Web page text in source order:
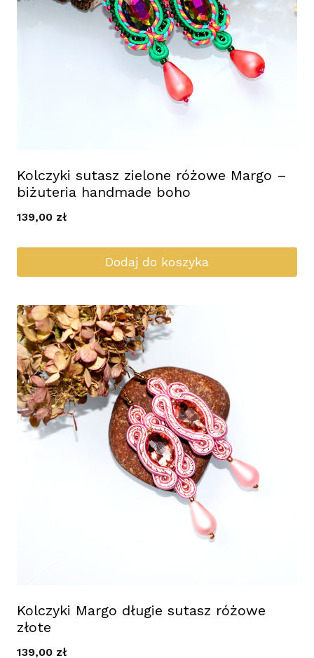
Kolczyki sutasz zielone różowe Margo –
biżuteria handmade boho
139,00 zł
Dodaj do koszyka
Kolczyki Margo długie sutasz różowe
złote
139,00 zł